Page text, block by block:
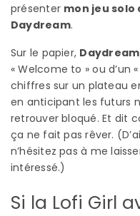
présenter mon jeu solo
Daydream.
Sur le papier,
« Welcome to » ou d’un
chiffres sur un plateau
en anticipant les futurs
retrouver bloqué. Et dit
ça ne fait pas rêver.
n’hésitez pas à me
intéressé.)
Si la Lofi Girl